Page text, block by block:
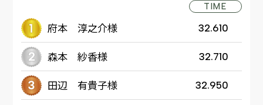
TIME
府本 淳之介様 32.610
森本 紗香様 32.710
田辺 有貴子様 32.950